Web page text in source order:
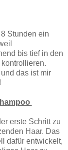
Stunden ein
bis tief in den
das ist mir
erste Schritt zu
Haar. Das
dafür entwickelt,